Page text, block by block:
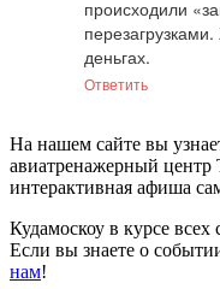
происходили
деньгах.
Ответить
На нашем сайте вы
авиатренажерный центр
интерактивная афиша
Кудамоскоу в курсе
Если вы знаете о
нам!